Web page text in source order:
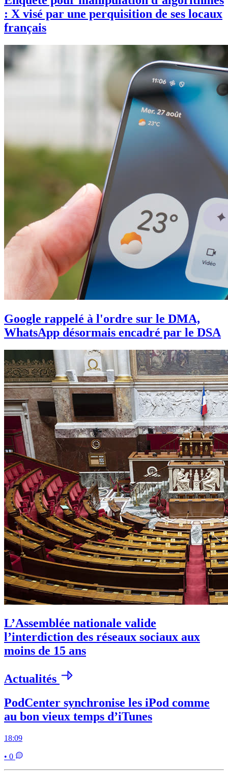
: X visé par une perquisition de ses locaux
français
Google rappelé à l'ordre sur le DMA,
WhatsApp désormais encadré par le DSA
L’Assemblée nationale valide
l’interdiction des réseaux sociaux aux
moins de 15 ans
Actualités
PodCenter synchronise les iPod comme
au bon vieux temps d’iTunes
18:09
• 0